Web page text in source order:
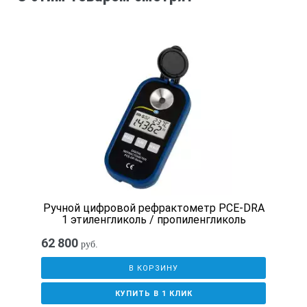
Энергопотребление
Выход
(1) Используется цифровой принтер DP-63(C)
(2) Система связи: RS-232C
Ручной цифровой рефрактометр PCE-DRA
1 этиленгликоль / пропиленгликоль
62 800 руб.
В КОРЗИНУ
КУПИТЬ В 1 КЛИК